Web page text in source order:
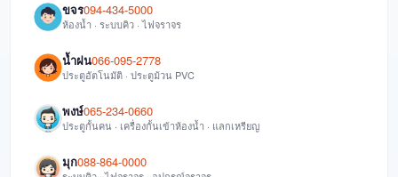
ขจร094-434-5000
ห้องน้ำ · ระบบคิว · ไฟจราจร
น้ำฝน066-095-2778
ประตูอัตโนมัติ · ประตูม้วน PVC
พงษ์065-234-0660
ประตูกั้นคน · เครื่องกั้นเข้าห้องน้ำ · แลกเหรียญ
มุก088-864-0000